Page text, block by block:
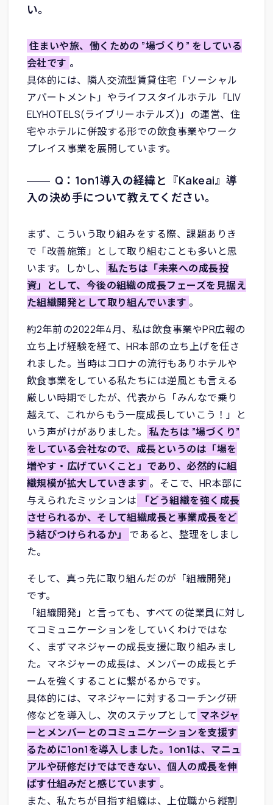
い。
住まいや旅、働くための ”場づくり” をしている
会社です 。
具体的には、隣人交流型賃貸住宅「ソーシャル
アパートメント」やライフスタイルホテル「LIV
ELYHOTELS(ライブリーホテルズ)」の運営、住
宅やホテルに併設する形での飲食事業やワーク
プレイス事業を展開しています。
Q：1on1導入の経緯と『Kakeai』導
入の決め手について教えてください。
まず、こういう取り組みをする際、課題ありき
で「改善施策」として取り組むことも多いと思
います。しかし、
私たちは「未来への成長投
資」として、今後の組織の成長フェーズを見据え
た組織開発として取り組んでいます 。
約2年前の2022年4月、私は飲食事業やPR広報の
立ち上げ経験を経て、HR本部の立ち上げを任さ
れました。当時はコロナの流行もありホテルや
飲食事業をしている私たちには逆風とも言える
厳しい時期でしたが、代表から「みんなで乗り
越えて、これからもう一度成長していこう！」と
いう声がけがありました。
私たちは ”場づくり”
をしている会社なので、成長というのは「場を
増やす・広げていくこと」であり、必然的に組
織規模が拡大していきます 。そこで、HR本部に
与えられたミッションは
「どう組織を強く成長
させられるか、そして組織成長と事業成長をど
う結びつけられるか」
であると、整理をしまし
た。
そして、真っ先に取り組んだのが「組織開発」
です。
「組織開発」と言っても、すべての従業員に対し
てコミュニケーションをしていくわけではな
く、まずマネジャーの成長支援に取り組みまし
た。マネジャーの成長は、メンバーの成長とチ
ームを強くすることに繋がるからです。
具体的には、マネジャーに対するコーチング研
修などを導入し、次のステップとして マネジャ
ーとメンバーとのコミュニケーションを支援す
るために1on1を導入しました。1on1は、マニュ
アルや研修だけではできない、個人の成長を伸
ばす仕組みだと感じています 。
また、私たちが目指す組織は、上位職から縦割